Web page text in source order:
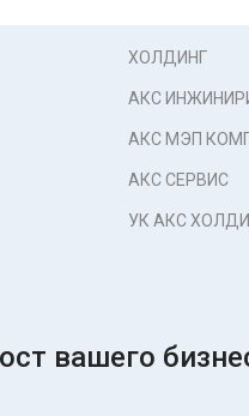
ХОЛДИНГ
АКС
АКС МЭП
АКС СЕРВИС
УК АКС
вашего